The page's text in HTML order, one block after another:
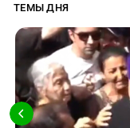
ТЕМЫ ДНЯ